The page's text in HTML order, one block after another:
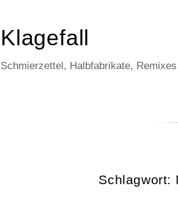
Klagefall
Schmierzettel, Halbfabrikate, Remixes
Schlagwort: